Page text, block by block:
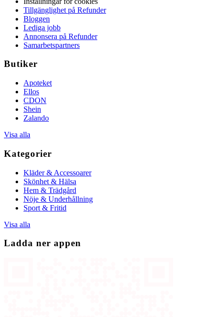
Tillgänglighet på Refunder
Bloggen
Lediga jobb
Annonsera på Refunder
Samarbetspartners
Butiker
Apoteket
Ellos
CDON
Shein
Zalando
Visa alla
Kategorier
Kläder & Accessoarer
Skönhet & Hälsa
Hem & Trädgård
Nöje & Underhållning
Sport & Fritid
Visa alla
Ladda ner appen